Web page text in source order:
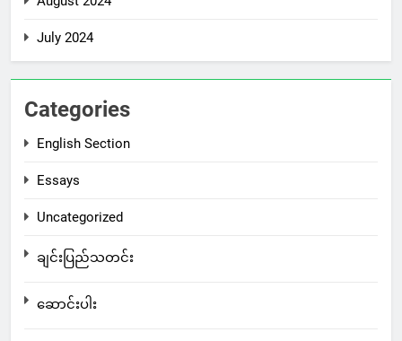
July 2024
Categories
English Section
Essays
Uncategorized
ချင်းပြည်သတင်း
ဆောင်းပါး